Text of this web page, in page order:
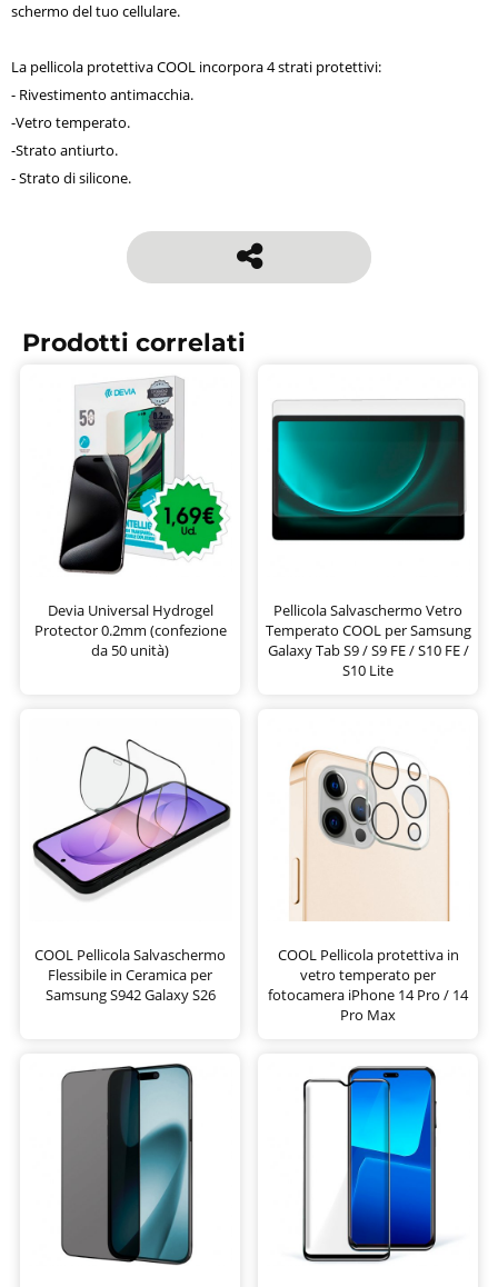
schermo del tuo cellulare.
La pellicola protettiva COOL incorpora 4 strati protettivi:
- Rivestimento antimacchia.
-Vetro temperato.
-Strato antiurto.
- Strato di silicone.
Prodotti correlati
Devia Universal Hydrogel
Protector 0.2mm (confezione
da 50 unità)
Pellicola Salvaschermo Vetro
Temperato COOL per Samsung
Galaxy Tab S9 / S9 FE / S10 FE /
S10 Lite
COOL Pellicola Salvaschermo
Flessibile in Ceramica per
Samsung S942 Galaxy S26
COOL Pellicola protettiva in
vetro temperato per
fotocamera iPhone 14 Pro / 14
Pro Max